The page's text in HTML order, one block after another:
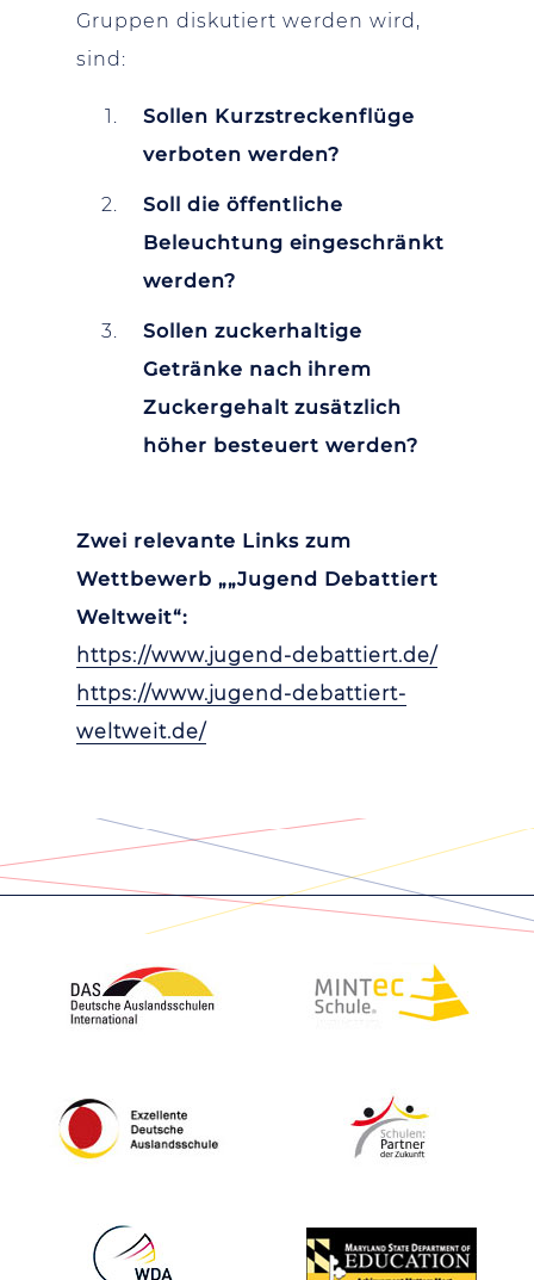
Gruppen diskutiert werden wird,
sind:
Sollen Kurzstreckenflüge
verboten werden?
Soll die öffentliche
Beleuchtung eingeschränkt
werden?
Sollen zuckerhaltige
Getränke nach ihrem
Zuckergehalt zusätzlich
höher besteuert werden?
Zwei relevante Links zum
Wettbewerb „„Jugend Debattiert
Weltweit“:
https://www.jugend-debattiert.de/
https://www.jugend-debattiert-
weltweit.de/